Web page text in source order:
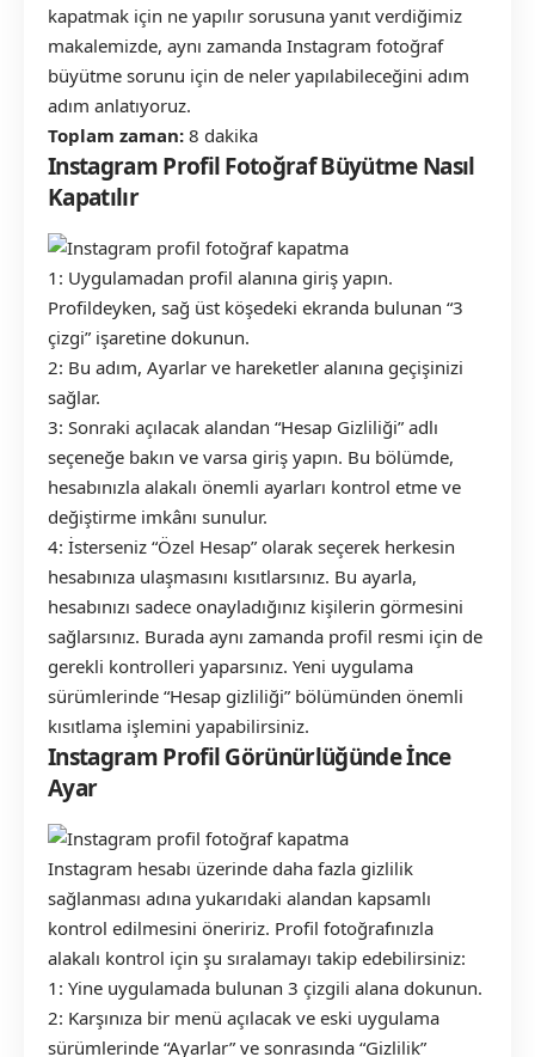
kapatmak için ne yapılır sorusuna yanıt verdiğimiz
makalemizde, aynı zamanda Instagram fotoğraf
büyütme sorunu için de neler yapılabileceğini adım
adım anlatıyoruz.
Toplam zaman: 8 dakika
Instagram Profil Fotoğraf Büyütme Nasıl
Kapatılır
1: Uygulamadan profil alanına giriş yapın.
Profildeyken, sağ üst köşedeki ekranda bulunan “3
çizgi” işaretine dokunun.
2: Bu adım, Ayarlar ve hareketler alanına geçişinizi
sağlar.
3: Sonraki açılacak alandan “Hesap Gizliliği” adlı
seçeneğe bakın ve varsa giriş yapın. Bu bölümde,
hesabınızla alakalı önemli ayarları kontrol etme ve
değiştirme imkânı sunulur.
4: İsterseniz “Özel Hesap” olarak seçerek herkesin
hesabınıza ulaşmasını kısıtlarsınız. Bu ayarla,
hesabınızı sadece onayladığınız kişilerin görmesini
sağlarsınız. Burada aynı zamanda profil resmi için de
gerekli kontrolleri yaparsınız. Yeni uygulama
sürümlerinde “Hesap gizliliği” bölümünden önemli
kısıtlama işlemini yapabilirsiniz.
Instagram Profil Görünürlüğünde İnce
Ayar
Instagram hesabı üzerinde daha fazla gizlilik
sağlanması adına yukarıdaki alandan kapsamlı
kontrol edilmesini öneririz. Profil fotoğrafınızla
alakalı kontrol için şu sıralamayı takip edebilirsiniz:
1: Yine uygulamada bulunan 3 çizgili alana dokunun.
2: Karşınıza bir menü açılacak ve eski uygulama
sürümlerinde “Ayarlar” ve sonrasında “Gizlilik”